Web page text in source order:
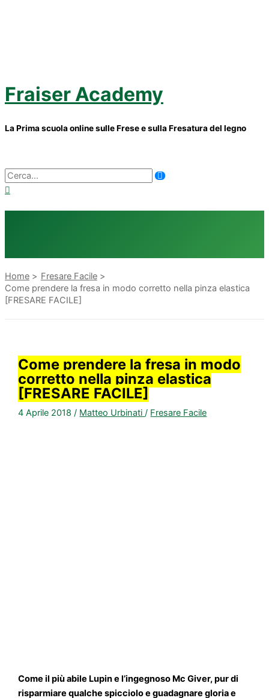
Fraiser Academy
La Prima scuola online sulle Frese e sulla Fresatura del legno
principale
Ricerca
per:
Home
Fresare Facile
Come prendere la fresa in modo corretto nella pinza elastica
[FRESARE FACILE]
Come prendere la fresa in modo
corretto nella pinza elastica
[FRESARE FACILE]
4 Aprile 2018/ Matteo Urbinati/ Fresare Facile
Come il più abile Lupin e l’ingegnoso Mc Giver, pur di
risparmiare qualche spicciolo e guadagnare gloria e